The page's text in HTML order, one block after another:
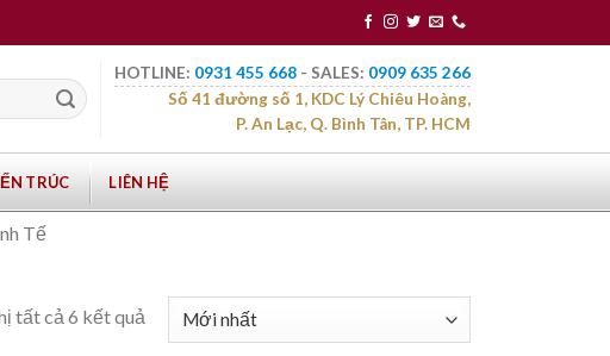
HOTLINE: 0931 455 668 - SALES: 0909 635 266
Số 41 đường số 1, KDC Lý Chiêu Hoàng,
P. An Lạc, Q. Bình Tân, TP. HCM
TRÚC LIÊN HỆ
Tế
tất cả 6 kết quả